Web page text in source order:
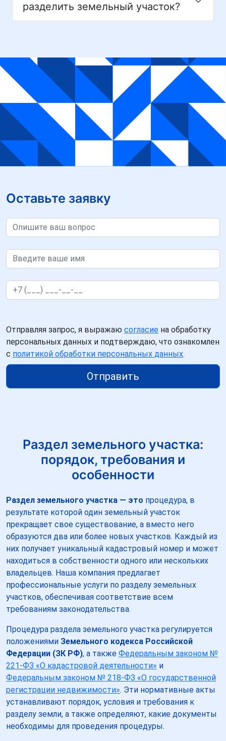
разделить земельный участок?
Оставьте заявку
Отправляя запрос, я выражаю согласие на обработку
персональных данных и подтверждаю, что ознакомлен
с политикой обработки персональных данных.
Отправить
Раздел земельного участка:
порядок, требования и
особенности
Раздел земельного участка — это процедура, в
результате которой один земельный участок
прекращает свое существование, а вместо него
образуются два или более новых участков. Каждый из
них получает уникальный кадастровый номер и может
находиться в собственности одного или нескольких
владельцев. Наша компания предлагает
профессиональные услуги по разделу земельных
участков, обеспечивая соответствие всем
требованиям законодательства.
Процедура раздела земельного участка регулируется
положениями Земельного кодекса Российской
Федерации (ЗК РФ), а также Федеральным законом №
221-ФЗ «О кадастровой деятельности» и
Федеральным законом № 218-ФЗ «О государственной
регистрации недвижимости». Эти нормативные акты
устанавливают порядок, условия и требования к
разделу земли, а также определяют, какие документы
необходимы для проведения процедуры.